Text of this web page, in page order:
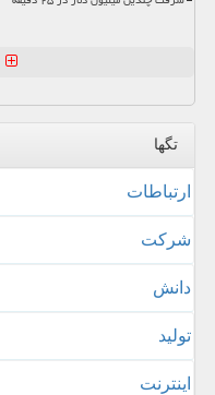
تگها
ارتباطات
شركت
دانش
تولید
اینترنت